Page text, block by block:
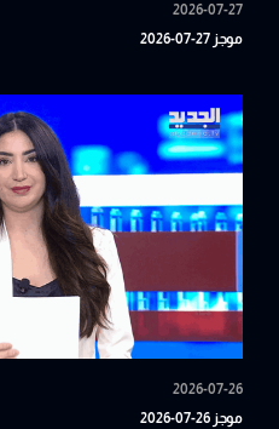
2026-07-27
موجز 27-07-2026
2026-07-26
موجز 26-07-2026